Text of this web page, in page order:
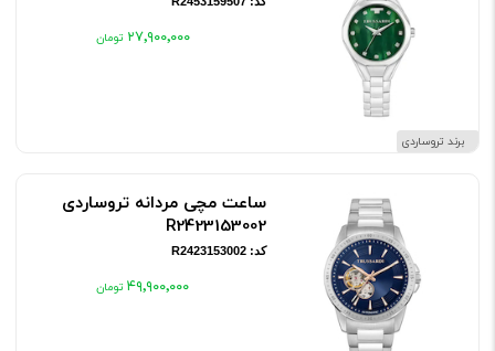
برند تروساردی
۲۷٬۹۰۰٬۰۰۰
ساعت مچی مردانه تروساردی
R2423153002
کد: R2423153002
۴۹٬۹۰۰٬۰۰۰